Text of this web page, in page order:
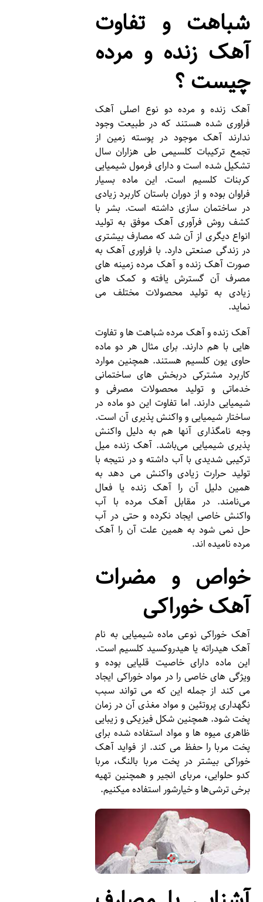
شباهت و تفاوت
آهک زنده و مرده
چیست ؟
آهک زنده و مرده دو نوع اصلی آهک
فراوری شده هستند که در طبیعت وجود
ندارند آهک موجود در پوسته زمین از
تجمع ترکیبات کلسیمی طی هزاران سال
تشکیل شده است و دارای فرمول شیمیایی
کربنات کلسیم است. این ماده بسیار
فراوان بوده و از دوران باستان کاربرد زیادی
در ساختمان سازی داشته است. بشر با
کشف روش فرآوری آهک موفق به تولید
انواع دیگری از آن شد که مصارف بیشتری
در زندگی صنعتی دارد. با فراوری آهک به
صورت آهک زنده و آهک مرده زمینه های
مصرف آن گسترش یافته و کمک های
زیادی به تولید محصولات مختلف می
نماید.
آهک زنده و آهک مرده شباهت ها و تفاوت
هایی با هم دارند. برای مثال هر دو ماده
حاوی یون کلسیم هستند. همچنین موارد
کاربرد مشترکی دربخش های ساختمانی
خدماتی و تولید محصولات مصرفی و
شیمیایی دارند. اما تفاوت این دو ماده در
ساختار شیمیایی و واکنش پذیری آن است.
وجه نامگذاری آنها هم به دلیل واکنش
پذیری شیمیایی می‌باشد. آهک زنده میل
ترکیبی شدیدی با آب داشته و در نتیجه با
تولید حرارت زیادی واکنش می دهد به
همین دلیل آن را آهک زنده یا فعال
می‌نامند. در مقابل آهک مرده با آب
واکنش خاصی ایجاد نکرده و حتی در آب
حل نمی شود به همین علت آن را آهک
مرده نامیده اند.
خواص و مضرات
آهک خوراکی
آهک خوراکی نوعی ماده شیمیایی به نام
آهک هیدراته یا هیدروکسید کلسیم است.
این ماده دارای خاصیت قلیایی بوده و
ویژگی های خاصی را در مواد خوراکی ایجاد
می کند از جمله این که می تواند سبب
نگهداری پروتئین و مواد مغذی آن در زمان
پخت شود. همچنین شکل فیزیکی و زیبایی
ظاهری میوه ها و مواد استفاده شده برای
پخت مربا را حفظ می کند. از فواید آهک
خوراکی بیشتر در پخت مربا بالنگ، مربا
کدو حلوایی، مربای انجیر و همچنین تهیه
برخی ترشی‌ها و خیارشور استفاده میکنیم.